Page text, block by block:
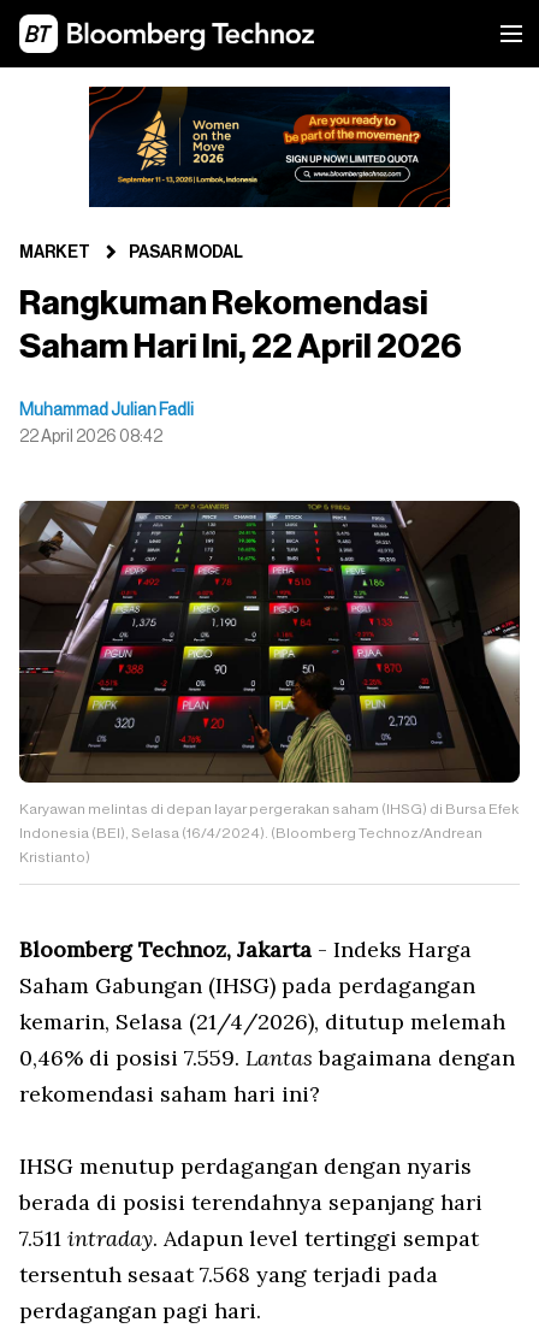
MARKET PASAR MODAL
Rangkuman Rekomendasi
Saham Hari Ini, 22 April 2026
Muhammad Julian Fadli
22 April 2026 08:42
Karyawan melintas di depan layar pergerakan saham (IHSG) di Bursa Efek
Indonesia (BEI), Selasa (16/4/2024). (Bloomberg Technoz/Andrean
Kristianto)
Bloomberg Technoz, Jakarta - Indeks Harga
Saham Gabungan (IHSG) pada perdagangan
kemarin, Selasa (21/4/2026), ditutup melemah
0,46% di posisi 7.559. Lantasbagaimana dengan
rekomendasi saham hari ini?
IHSG menutup perdagangan dengan nyaris
berada di posisi terendahnya sepanjang hari
7.511 intraday. Adapun level tertinggi sempat
tersentuh sesaat 7.568 yang terjadi pada
perdagangan pagi hari.